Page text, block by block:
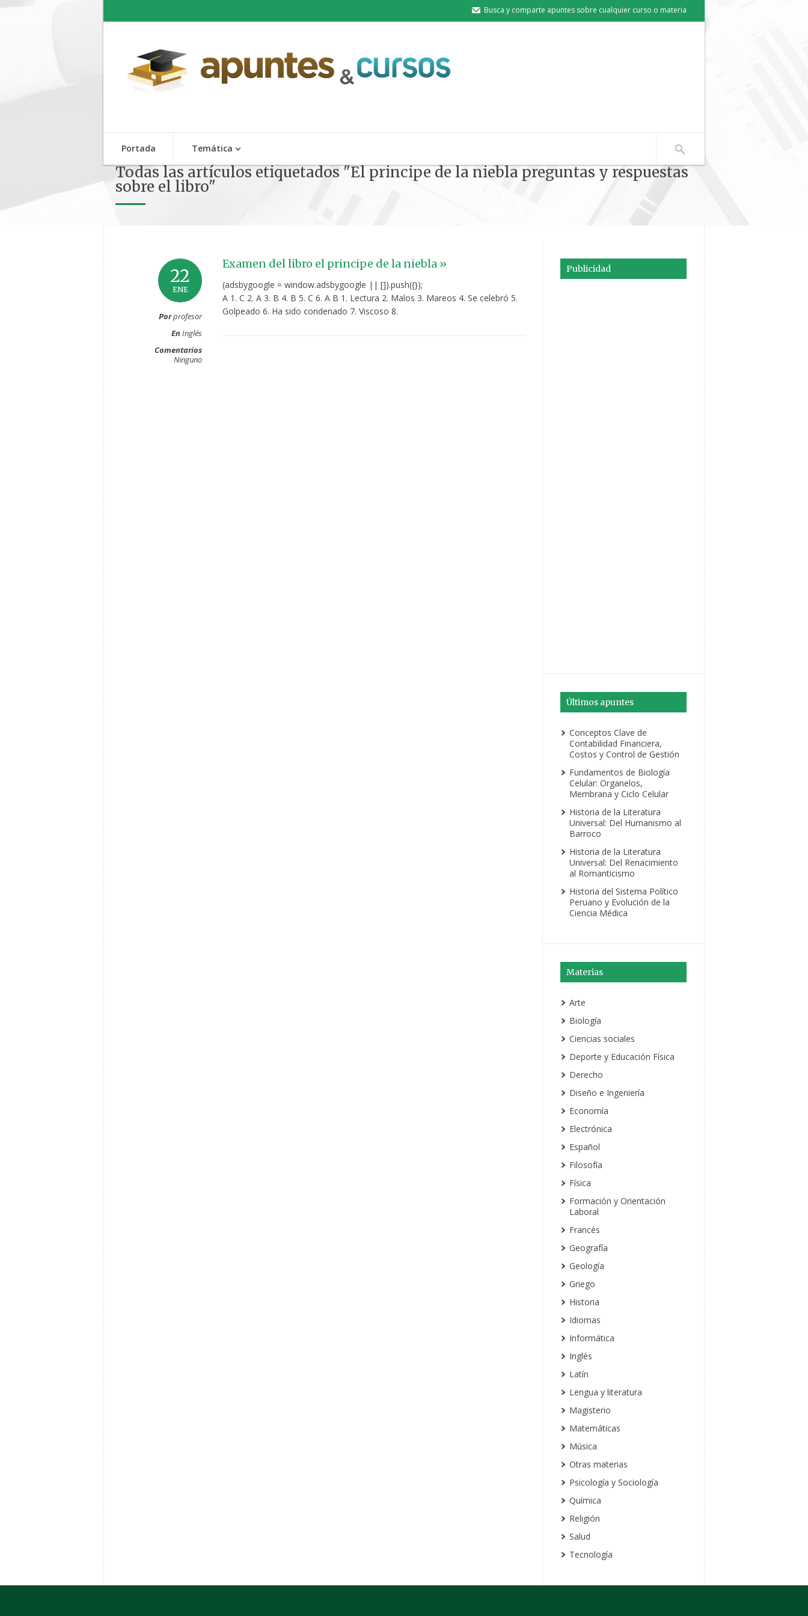
Busca y comparte apuntes sobre cualquier curso o materia
Portada Temática
Todas las artículos etiquetados "El principe de la niebla preguntas y respuestas
sobre el libro"
22
ENE
Porprofesor
EnInglés
Comentarios
Ninguno
Examen del libro el principe de la niebla »
(adsbygoogle = window.adsbygoogle || []).push({});
A 1. C 2. A 3. B 4. B 5. C 6. A B 1. Lectura 2. Malos 3. Mareos 4. Se celebró 5.
Golpeado 6. Ha sido condenado 7. Viscoso 8.
Publicidad
Últimos apuntes
Conceptos Clave de
Contabilidad Financiera,
Costos y Control de Gestión
Fundamentos de Biología
Celular: Organelos,
Membrana y Ciclo Celular
Historia de la Literatura
Universal: Del Humanismo al
Barroco
Historia de la Literatura
Universal: Del Renacimiento
al Romanticismo
Historia del Sistema Político
Peruano y Evolución de la
Ciencia Médica
Materias
Arte
Biología
Ciencias sociales
Deporte y Educación Física
Derecho
Diseño e Ingeniería
Economía
Electrónica
Español
Filosofía
Física
Formación y Orientación
Laboral
Francés
Geografía
Geología
Griego
Historia
Idiomas
Informática
Inglés
Latín
Lengua y literatura
Magisterio
Matemáticas
Música
Otras materias
Psicología y Sociología
Química
Religión
Salud
Tecnología